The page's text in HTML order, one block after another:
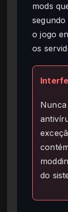
mods
segundo
o jogo
os
do